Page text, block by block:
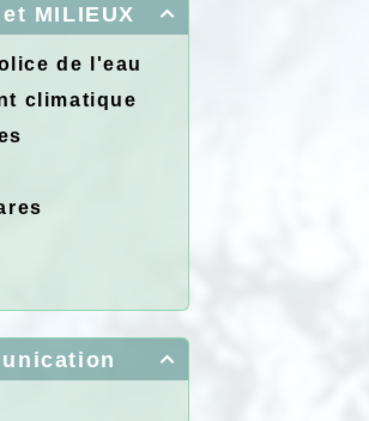

MILIEUX
de l'eau
climatique
